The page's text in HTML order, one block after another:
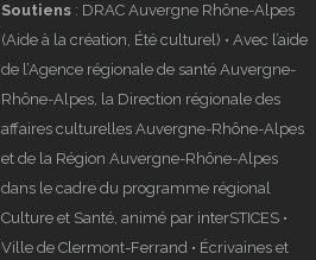
Soutiens: DRAC Auvergne Rhône-Alpes
(Aide à la création, Été culturel) • Avec l’aide
de l’Agence régionale de santé Auvergne-
Rhône-Alpes, la Direction régionale des
affaires culturelles Auvergne-Rhône-Alpes
et de la Région Auvergne-Rhône-Alpes
dans le cadre du programme régional
Culture et Santé, animé par interSTICES •
Ville de Clermont-Ferrand • Écrivaines et